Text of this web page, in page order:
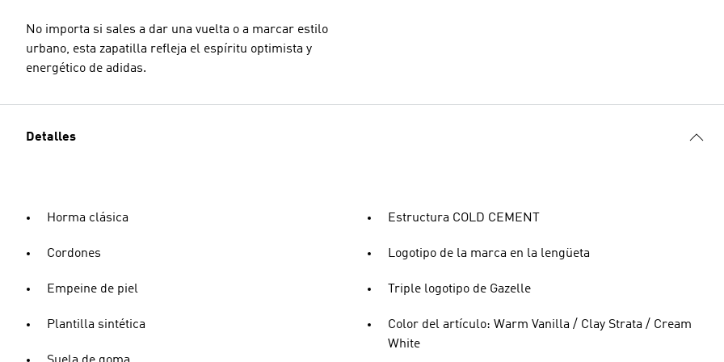
No importa si sales a dar una vuelta o a marcar estilo
urbano, esta zapatilla refleja el espíritu optimista y
energético de adidas.
Detalles
Horma clásica
Cordones
Empeine de piel
Plantilla sintética
Estructura COLD CEMENT
Logotipo de la marca en la lengüeta
Triple logotipo de Gazelle
Color del artículo: Warm Vanilla / Clay Strata / Cream
White